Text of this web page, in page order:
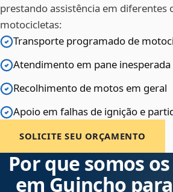
prestando assistência em diferentes
motocicletas:
Transporte programado de
Atendimento em pane
Recolhimento de motos em geral
Apoio em falhas de ignição e
SOLICITE SEU ORÇAMENTO
Por que somos
em Guincho